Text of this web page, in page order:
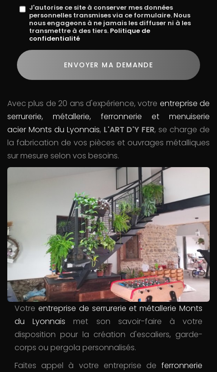
Message
J'autorise ce site à conserver mes données
personnelles transmises via ce formulaire. Nous
nous engageons à ne jamais les diffuser ni à les
transmettre à des tiers. Politique de
confidentialité
Acceptation
RGPD
ENVOYER MA DEMANDE
Avec plus de 20 ans d'expérience, votre entreprise de
serrurerie, métallerie, ferronnerie et menuiserie
acier Monts du Lyonnais, L'ART D'Y FER, se charge de
la fabrication de vos pièces et ouvrages métalliques
sur mesure selon vos besoins.
Votre entreprise de serrurerie et métallerie Monts
du Lyonnais met son savoir-faire à votre
disposition pour la création d'escaliers, garde-
corps ou pergola personnalisés.
Faites appel à votre entreprise de ferronnerie